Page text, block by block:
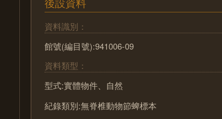
資料識別：
館號(編目號):941006-09
資料類型：
型式:實體物件、自然
紀錄類別:無脊椎動物節蜱標本